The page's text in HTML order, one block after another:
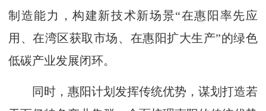
制造能力，构建新技术新场景“在惠阳率先应
用、在湾区获取市场、在惠阳扩大生产”的绿色
低碳产业发展闭环。
同时，惠阳计划发挥传统优势，谋划打造若